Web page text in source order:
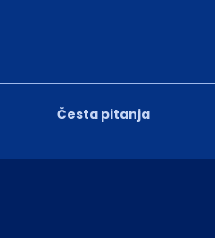
Česta pitanja